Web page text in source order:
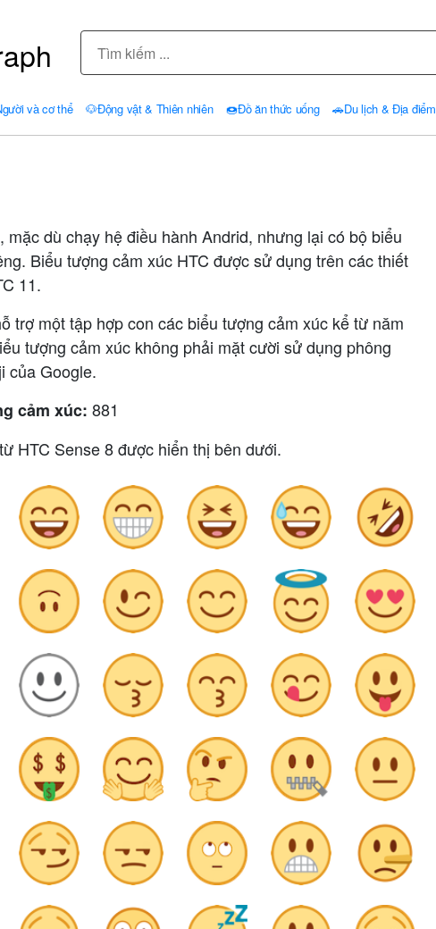
và cơ thể 🐶Động vật & Thiên nhiên 🍩Đồ ăn thức uống 🚗Du lịch & Địa điểm
mặc dù chạy hệ điều hành Andrid, nhưng lại có bộ biểu
Biểu tượng cảm xúc HTC được sử dụng trên các thiết
11.
trợ một tập hợp con các biểu tượng cảm xúc kể từ năm
tượng cảm xúc không phải mặt cười sử dụng phông
của Google.
cảm xúc: 881
HTC Sense 8 được hiển thị bên dưới.